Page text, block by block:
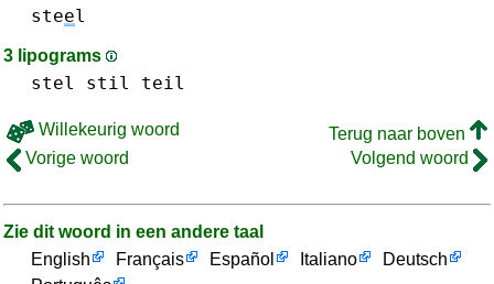
steel
3 lipograms
stel stil teil
Willekeurig woord
Terug naar boven
Vorige woord
Volgend woord
Zie dit woord in een andere taal
English
Français Español Italiano
Deutsch